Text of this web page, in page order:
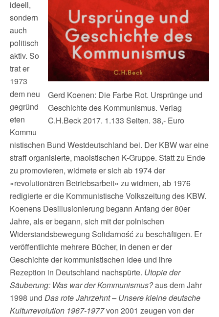
Gerd Koenen: Die Farbe Rot. Ursprünge und
Geschichte des Kommunismus. Verlag
C.H.Beck 2017. 1.133 Seiten. 38,- Euro
ideell,
sondern
auch
politisch
aktiv. So
trat er
1973
dem neu
gegründ
eten
Kommu
nistischen Bund Westdeutschland bei. Der KBW war eine
straff organisierte, maoistischen K-Gruppe. Statt zu Ende
zu promovieren, widmete er sich ab 1974 der
»revolutionären Betriebsarbeit« zu widmen, ab 1976
redigierte er die Kommunistische Volkszeitung des KBW.
Koenens Desillusionierung begann Anfang der 80er
Jahre, als er begann, sich mit der polnischen
Widerstandsbewegung Solidarność zu beschäftigen. Er
veröffentlichte mehrere Bücher, in denen er der
Geschichte der kommunistischen Idee und ihre
Rezeption in Deutschland nachspürte. Utopie der
Säuberung: Was war der Kommunismus?aus dem Jahr
1998 und Das rote Jahrzehnt – Unsere kleine deutsche
Kulturrevolution 1967-1977von 2001 zeugen von der